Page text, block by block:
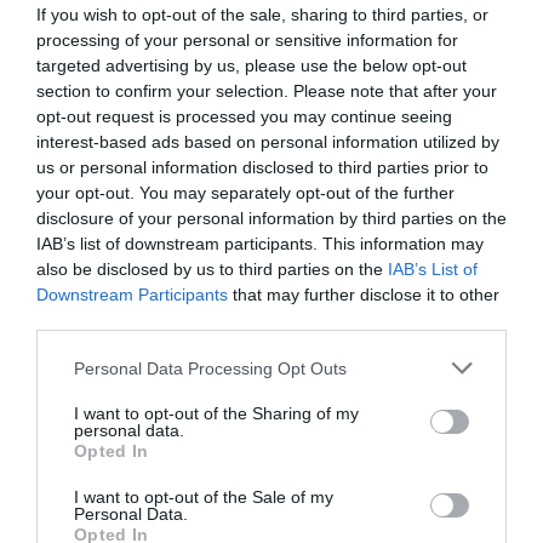
If you wish to opt-out of the sale, sharing to third parties, or
processing of your personal or sensitive information for
targeted advertising by us, please use the below opt-out
section to confirm your selection. Please note that after your
opt-out request is processed you may continue seeing
interest-based ads based on personal information utilized by
us or personal information disclosed to third parties prior to
your opt-out. You may separately opt-out of the further
disclosure of your personal information by third parties on the
IAB’s list of downstream participants. This information may
also be disclosed by us to third parties on the IAB’s List of
Downstream Participants that may further disclose it to other
Personal Data Processing Opt Outs
I want to opt-out of the Sharing of my
personal data.
Opted In
I want to opt-out of the Sale of my
Personal Data.
Opted In
Zaplanuj swoją
podróż do Londynu!
Niezapomniane widoki, lokalne
jedzenie i historia. Odkryj Londyn z
najlepszej strony.